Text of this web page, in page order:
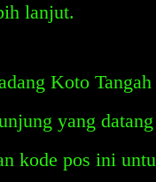
lanjut.
Koto
yang
kode pos ini